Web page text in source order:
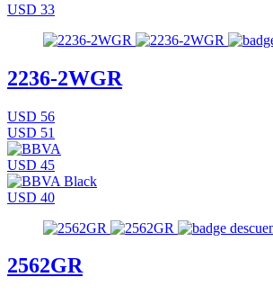
USD 33
2236-2WGR
USD 56
USD 51
USD 45
USD 40
2562GR